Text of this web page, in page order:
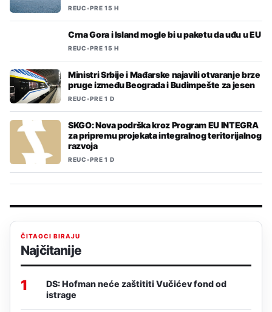
REUC•PRE 15 H
Crna Gora i Island mogle bi u paketu da uđu u EU
REUC•PRE 15 H
Ministri Srbije i Mađarske najavili otvaranje brze
pruge između Beograda i Budimpešte za jesen
REUC•PRE 1 D
SKGO: Nova podrška kroz Program EU INTEGRA
za pripremu projekata integralnog teritorijalnog
razvoja
REUC•PRE 1 D
ČITAOCI BIRAJU
Najčitanije
1
DS: Hofman neće zaštititi Vučićev fond od
istrage